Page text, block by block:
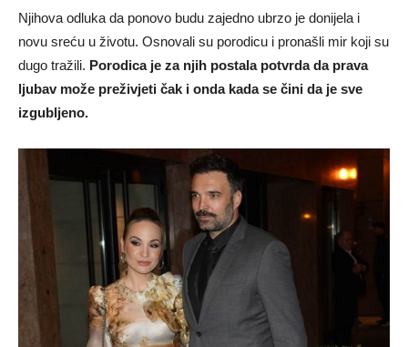
Njihova odluka da ponovo budu zajedno ubrzo je donijela i
novu sreću u životu. Osnovali su porodicu i pronašli mir koji su
dugo tražili. Porodica je za njih postala potvrda da prava
ljubav može preživjeti čak i onda kada se čini da je sve
izgubljeno.